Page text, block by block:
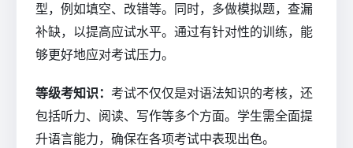
型，例如填空、改错等。同时，多做模拟题，查漏
补缺，以提高应试水平。通过有针对性的训练，能
够更好地应对考试压力。
等级考知识： 考试不仅仅是对语法知识的考核，还
包括听力、阅读、写作等多个方面。学生需全面提
升语言能力，确保在各项考试中表现出色。